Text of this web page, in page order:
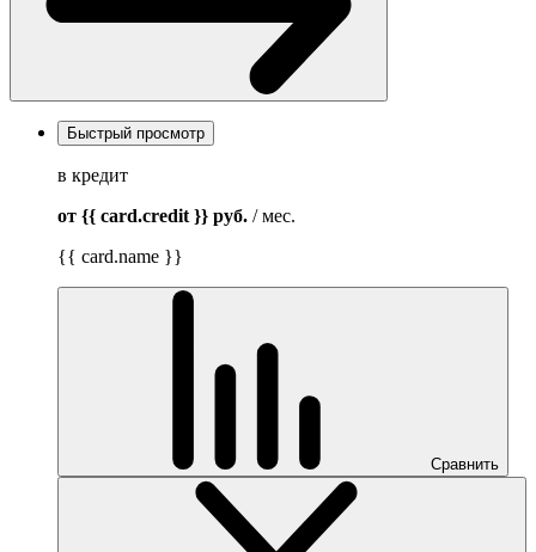
Быстрый просмотр
в кредит
от {{ card.credit }} руб. / мес.
{{ card.name }}
Сравнить